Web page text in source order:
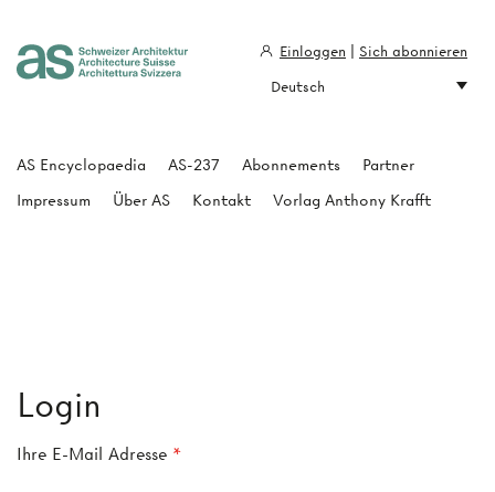
Login
Ihre E-Mail Adresse
AS Encyclopaedia AS-237 Abonnements
Partner
Impressum
Über AS Kontakt Vorlag Anthony Krafft
Einloggen
Sich abonnieren
Deutsch